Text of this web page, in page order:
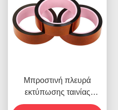
Μπροστινή πλευρά
εκτύπωσης ταινίας
υψηλής θερμοκρασίας για